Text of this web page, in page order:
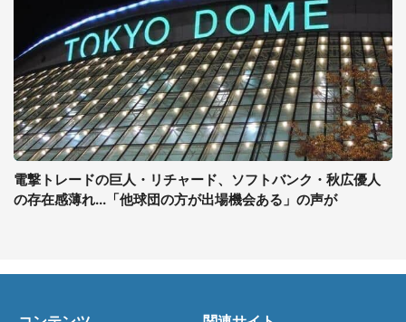
電撃トレードの巨人・リチャード、ソフトバンク・秋広優人
の存在感薄れ...「他球団の方が出場機会ある」の声が